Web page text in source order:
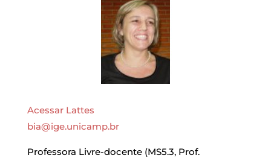
Acessar Lattes
bia@ige.unicamp.br
Professora Livre-docente (MS5.3, Prof.